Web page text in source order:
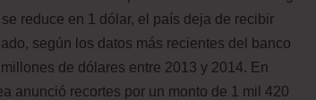
reduce en 1 dólar, el país deja de recibir
según los datos más recientes del banco
de dólares entre 2013 y 2014. En
anunció recortes por un monto de 1 mil 420